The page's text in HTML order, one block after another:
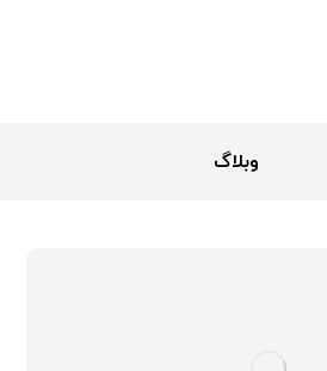
وبلاگ